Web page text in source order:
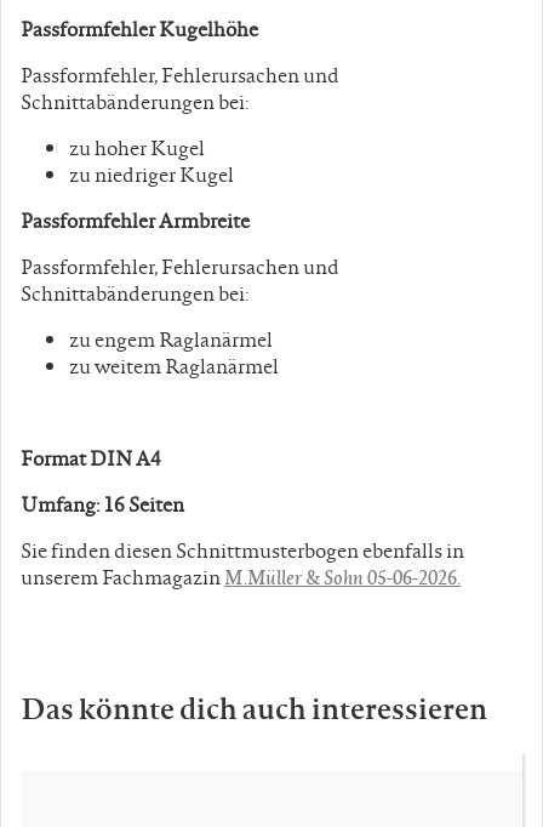
Passformfehler Kugelhöhe
Passformfehler, Fehlerursachen und
Schnittabänderungen bei:
zu hoher Kugel
zu niedriger Kugel
Passformfehler Armbreite
Passformfehler, Fehlerursachen und
Schnittabänderungen bei:
zu engem Raglanärmel
zu weitem Raglanärmel
Format DIN A4
Umfang: 16 Seiten
Sie finden diesen Schnittmusterbogen ebenfalls in
unserem FachmagazinM.Müller & Sohn 05-06-2026.
Das könnte dich auch interessieren